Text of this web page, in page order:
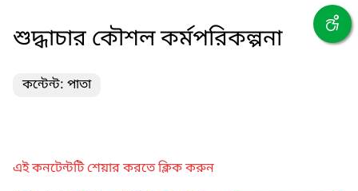
শুদ্ধাচার কৌশল কর্মপরিকল্পনা
কন্টেন্ট: পাতা
এই কনটেন্টটি শেয়ার করতে ক্লিক করুন